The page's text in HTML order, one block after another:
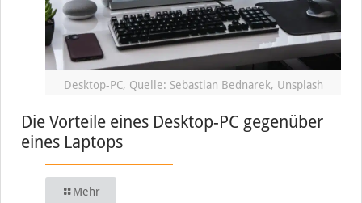
Desktop-PC, Quelle: Sebastian Bednarek, Unsplash
Die Vorteile eines Desktop-PC gegenüber
eines Laptops
Mehr